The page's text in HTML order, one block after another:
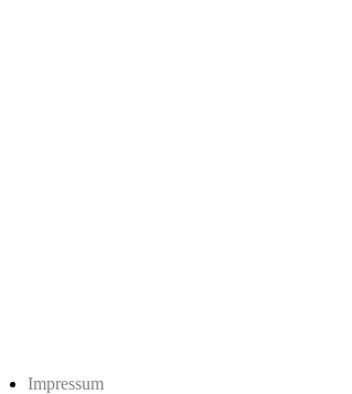
Impressum